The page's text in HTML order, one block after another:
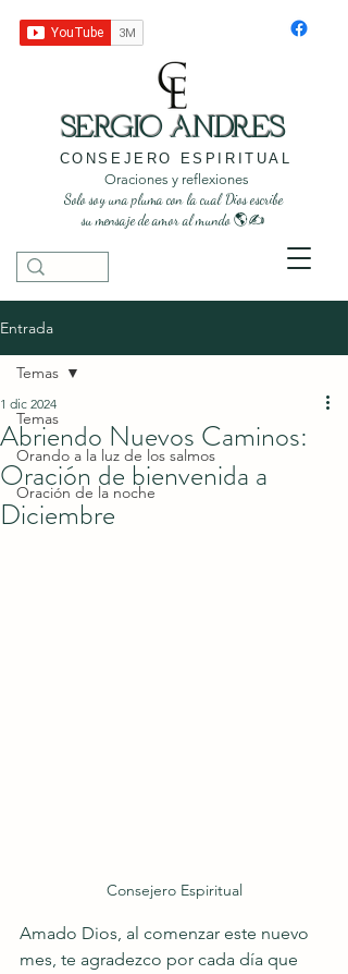
Oraciones y reflexiones
Solo soy una pluma con la cual Dios escribe
su mensaje de amor al mundo 🌎✍️
CONSEJERO ESPIRITUAL
SERGIO ANDRES
Entrada
Temas
Orando a la luz de los salmos
Oración de la noche
Temas
Abriendo Nuevos Caminos:
Oración de bienvenida a
Diciembre
1 dic 2024
Consejero Espiritual
Amado Dios, al comenzar este nuevo
mes, te agradezco por cada día que